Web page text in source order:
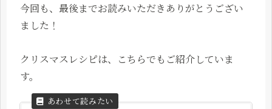
今回も、最後までお読みいただきありがとうござい
ました！
クリスマスレシピは、こちらでもご紹介していま
す。